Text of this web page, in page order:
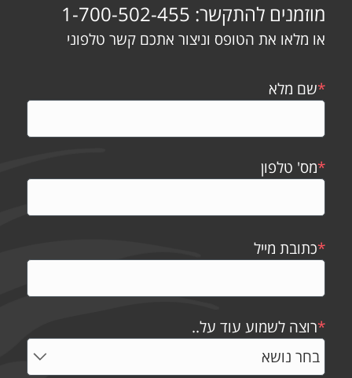
מוזמנים להתקשר: 1-700-502-455
או מלאו את הטופס וניצור אתכם קשר טלפוני
*שם מלא
*מס' טלפון
*כתובת מייל
*רוצה לשמוע עוד על..